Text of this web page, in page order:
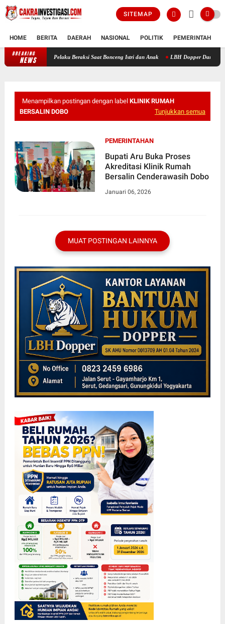
SITEMAP
HOME BERITA DAERAH NASIONAL POLITIK PEMERINTAH
BREAKING
NEWS Polisi Ungkap Pencurian HP di Dasbor Motor yang Viral, Pelaku Beraksi
Menampilkan postingan dengan label KLINIK RUMAH
BERSALIN DOBO
Tunjukkan semua
PEMERINTAHAN
Bupati Aru Buka Proses
Akreditasi Klinik Rumah
Bersalin Cenderawasih Dobo
Januari 06, 2026
MUAT POSTINGAN LAINNYA